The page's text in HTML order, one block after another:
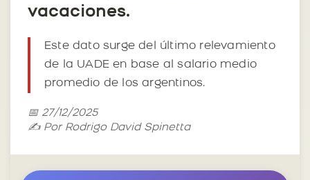
vacaciones.
Este dato surge del último relevamiento
de la UADE en base al salario medio
promedio de los argentinos.
📅 27/12/2025
✍️ Por Rodrigo David Spinetta